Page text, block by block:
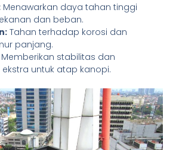
Menawarkan daya tahan tinggi
dan beban.
Tahan terhadap korosi dan
panjang.
stabilitas dan
untuk atap kanopi.